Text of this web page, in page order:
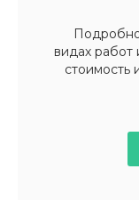
видах работ
стоимость